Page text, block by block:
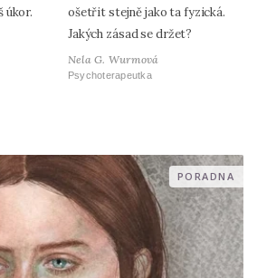
úkor.
ošetřit stejně jako ta fyzická.
Jakých zásad se držet?
Nela G. Wurmová
Psychoterapeutka
PORADNA